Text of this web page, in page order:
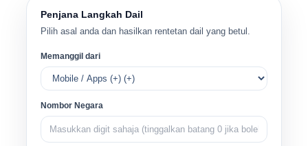
Penjana Langkah Dail
Pilih asal anda dan hasilkan rentetan dail yang betul.
Memanggil dari
Nombor Negara